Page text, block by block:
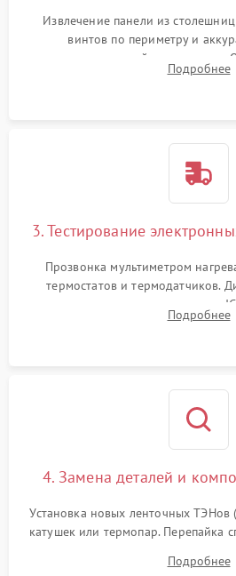
Извлечение панели из
винтов по периметру и
стеклокерамической
сенсорного блока для доступа к
Подробнее
3. Тестирование
Прозвонка мультиметром
термостатов и термодатчиков.
модуля, реле, диодных мостов и
индукции). Проверка кранов и
Подробнее
4. Замена деталей и
Установка новых ленточных
катушек или термопар. Перепайка
дорожек. Очистка контактов и
Подробнее